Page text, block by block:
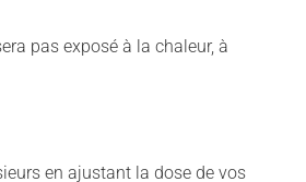
pas exposé à la chaleur, à
en ajustant la dose de vos